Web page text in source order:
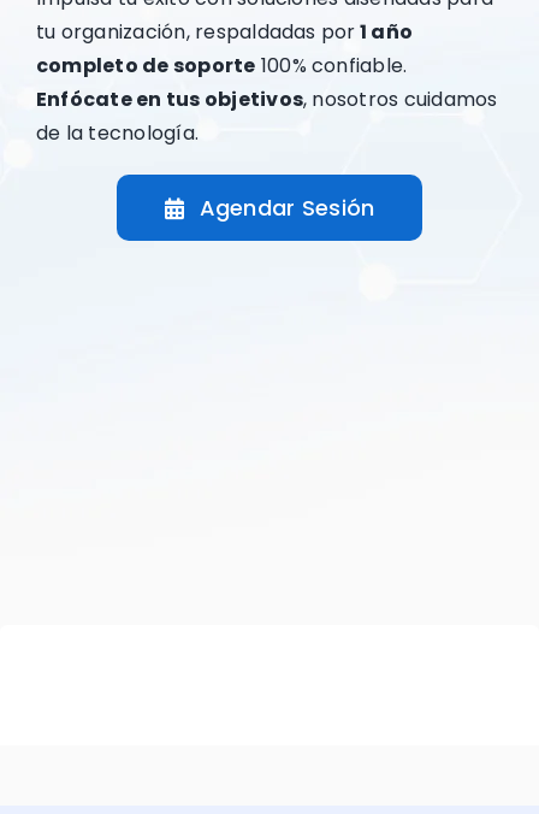
tu organización, respaldadas por1 año
completo de soporte 100% confiable.
Enfócate en tus objetivos, nosotros cuidamos
de la tecnología.
Agendar Sesión